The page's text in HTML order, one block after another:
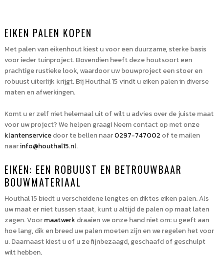
EIKEN PALEN KOPEN
Met palen van eikenhout kiest u voor een duurzame, sterke basis
voor ieder tuinproject. Bovendien heeft deze houtsoort een
prachtige rustieke look, waardoor uw bouwproject een stoer en
robuust uiterlijk krijgt. Bij Houthal 15 vindt u eiken palen in diverse
maten en afwerkingen.
Komt u er zelf niet helemaal uit of wilt u advies over de juiste maat
voor uw project? We helpen graag! Neem contact op met onze
klantenservicedoor te bellen naar0297-747002 of te mailen
naarinfo@houthal15.nl.
EIKEN: EEN ROBUUST EN BETROUWBAAR
BOUWMATERIAAL
Houthal 15 biedt u verscheidene lengtes en diktes eiken palen. Als
uw maat er niet tussen staat, kunt u altijd de palen op maat laten
zagen. Voormaatwerk draaien we onze hand niet om: u geeft aan
hoe lang, dik en breed uw palen moeten zijn en we regelen het voor
u. Daarnaast kiest u of u ze fijnbezaagd, geschaafd of geschulpt
wilt hebben.